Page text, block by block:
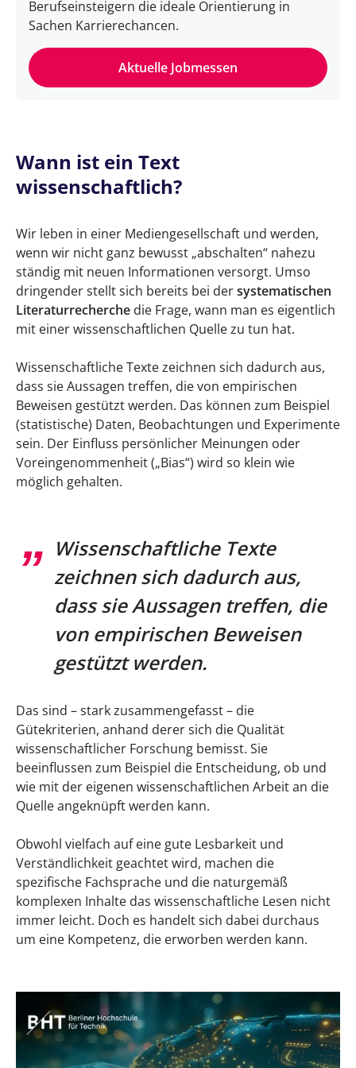
Wissenschaftliches Lesen — Das Wichtigste
in Kürze
Wissenschaftliches Lesen — FAQs
Berufseinsteigern die ideale Orientierung in
Sachen Karrierechancen.
Aktuelle Jobmessen
Wann ist ein Text
wissenschaftlich?
Wir leben in einer Mediengesellschaft und werden,
wenn wir nicht ganz bewusst „abschalten“ nahezu
ständig mit neuen Informationen versorgt. Umso
dringender stellt sich bereits bei dersystematischen
Literaturrecherche die Frage, wann man es eigentlich
mit einer wissenschaftlichen Quelle zu tun hat.
Wissenschaftliche Texte zeichnen sich dadurch aus,
dass sie Aussagen treffen, die von empirischen
Beweisen gestützt werden. Das können zum Beispiel
(statistische) Daten, Beobachtungen und Experimente
sein. Der Einfluss persönlicher Meinungen oder
Voreingenommenheit („Bias“) wird so klein wie
möglich gehalten.
Wissenschaftliche Texte
zeichnen sich dadurch aus,
dass sie Aussagen treffen, die
von empirischen Beweisen
gestützt werden.
Das sind – stark zusammengefasst – die
Gütekriterien, anhand derer sich die Qualität
wissenschaftlicher Forschung bemisst. Sie
beeinflussen zum Beispiel die Entscheidung, ob und
wie mit der eigenen wissenschaftlichen Arbeit an die
Quelle angeknüpft werden kann.
Obwohl vielfach auf eine gute Lesbarkeit und
Verständlichkeit geachtet wird, machen die
spezifische Fachsprache und die naturgemäß
komplexen Inhalte das wissenschaftliche Lesen nicht
immer leicht. Doch es handelt sich dabei durchaus
um eine Kompetenz, die erworben werden kann.